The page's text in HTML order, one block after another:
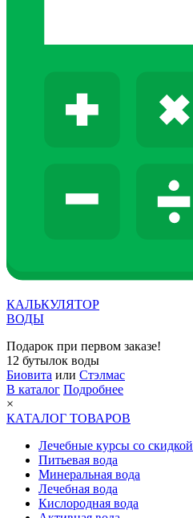
КАЛЬКУЛЯТОР
ВОДЫ
Подарок при первом заказе!
12 бутылок воды
Биовита или Стэлмас
В каталог Подробнее
×
КАТАЛОГ ТОВАРОВ
Лечебные курсы со скидкой
Питьевая вода
Минеральная вода
Лечебная вода
Кислородная вода